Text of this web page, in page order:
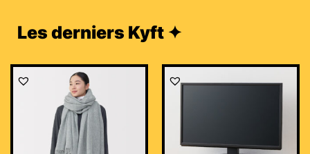
Les derniers Kyft ✦